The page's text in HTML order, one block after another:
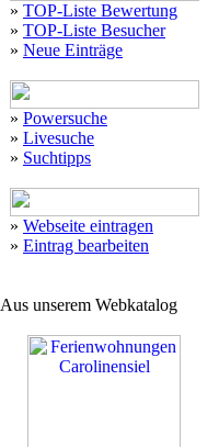
» TOP-Liste Bewertung
» TOP-Liste Besucher
» Neue Einträge
» Powersuche
» Livesuche
» Suchtipps
» Webseite eintragen
» Eintrag bearbeiten
Aus unserem Webkatalog